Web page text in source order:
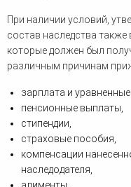
При наличии условий,
состав наследства
которые должен был
различным причинам
зарплата и
пенсионные выплаты,
стипендии,
страховые пособия,
компенсации
наследодателя,